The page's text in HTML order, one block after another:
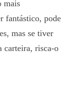
mais
fantástico, pode
mas se tiver
carteira, risca-o